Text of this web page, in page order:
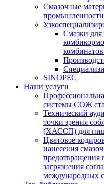
Смазочные
Смазки для
SINOPEC
Наши услуги
системы СОЖ
Технический
точки зрения
(ХАССП) для
Цветовое
нанесения
предотвращения
загрязнения
международных